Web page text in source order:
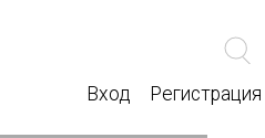
Вход Регистрация